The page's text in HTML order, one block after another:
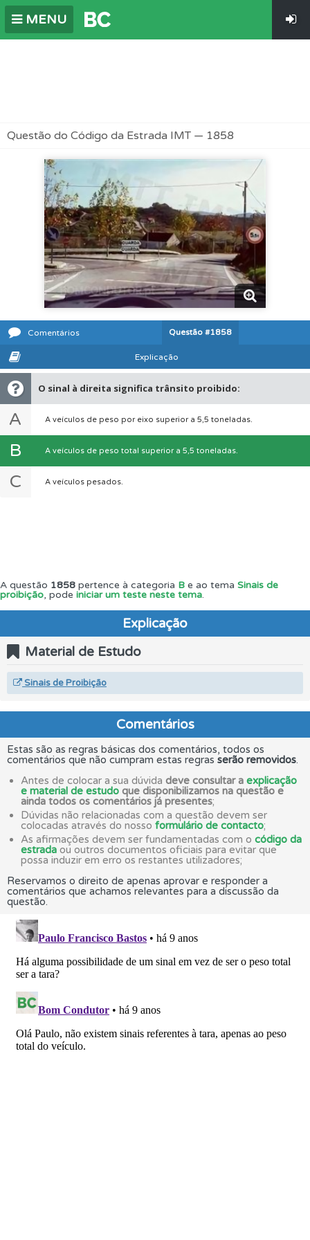
MENU
Questão do Código da Estrada IMT — 1858
Comentários Questão #1858
Explicação
O sinal à direita significa trânsito proibido:
A A veículos de peso por eixo superior a 5,5 toneladas.
B A veículos de peso total superior a 5,5 toneladas.
C A veículos pesados.
A questão 1858 pertence à categoria B e ao tema Sinais de
proibição, pode iniciar um teste neste tema.
Explicação
Material de Estudo
Sinais de Proibição
Comentários
Estas são as regras básicas dos comentários, todos os
comentários que não cumpram estas regras serão removidos.
Antes de colocar a sua dúvida deve consultar a explicação
e material de estudo que disponibilizamos na questão e
ainda todos os comentários já presentes;
Dúvidas não relacionadas com a questão devem ser
colocadas através do nosso formulário de contacto;
As afirmações devem ser fundamentadas com o código da
estrada ou outros documentos oficiais para evitar que
possa induzir em erro os restantes utilizadores;
Reservamos o direito de apenas aprovar e responder a
comentários que achamos relevantes para a discussão da
questão.